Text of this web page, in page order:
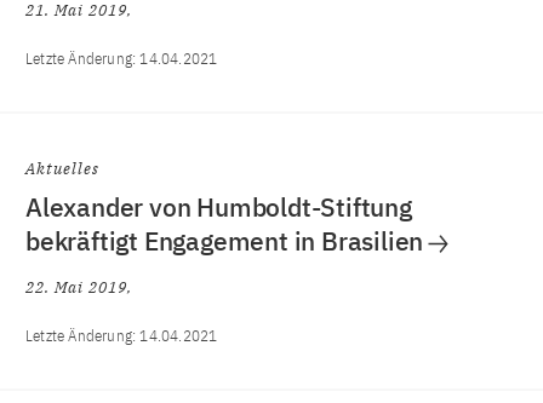
21. Mai 2019
Letzte Änderung:14.04.2021
Aktuelles
Alexander von Humboldt-Stiftung
bekräftigt Engagement in Brasilien
22. Mai 2019
Letzte Änderung:14.04.2021